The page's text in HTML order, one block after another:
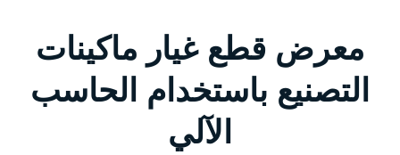
معرض قطع غيار ماكينات
التصنيع باستخدام الحاسب
الآلي